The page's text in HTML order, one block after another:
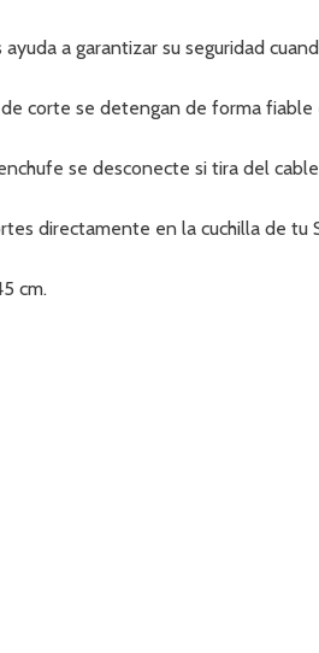
a garantizar su seguridad
corte se detengan de forma fiable
se desconecte si tira del
directamente en la cuchilla de tu
cm.